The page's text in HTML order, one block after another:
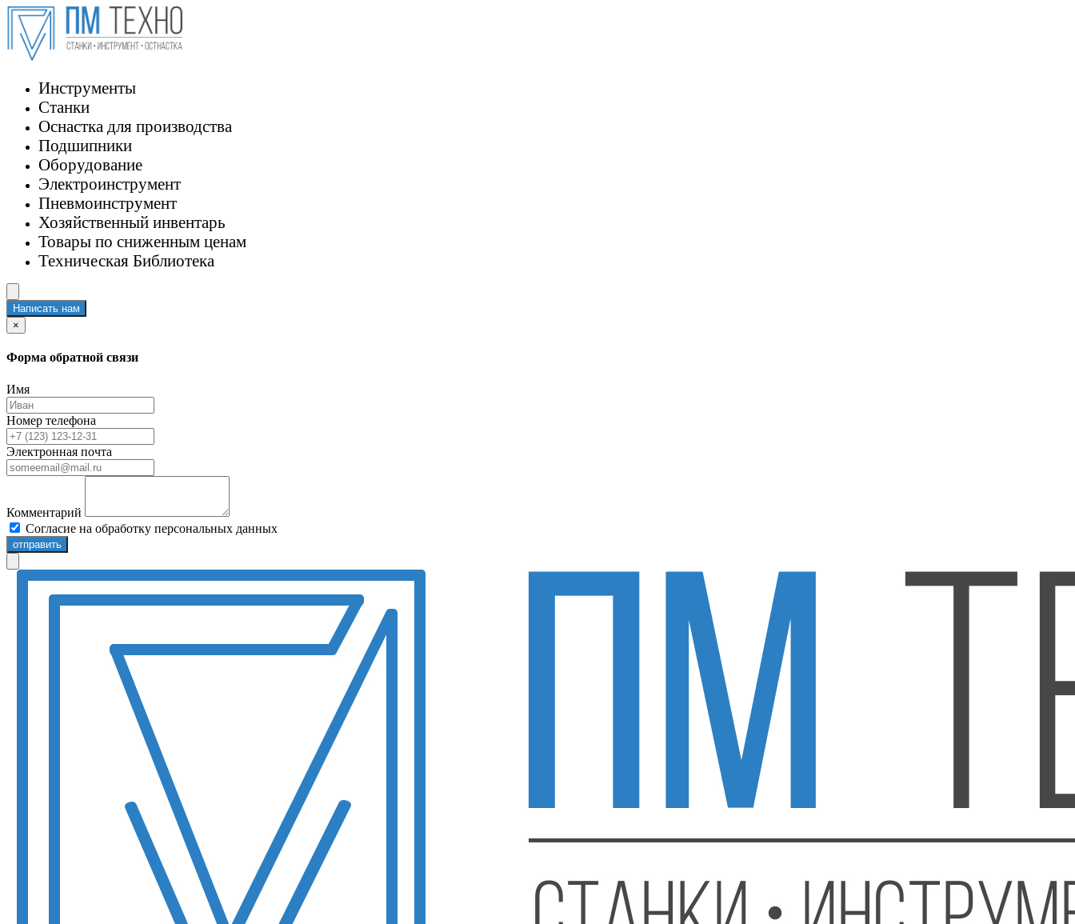
Инструменты
Станки
Оснастка для производства
Подшипники
Оборудование
Электроинструмент
Пневмоинструмент
Хозяйственный инвентарь
Товары по сниженным ценам
Техническая Библиотека
Написать нам
×
Форма обратной связи
Имя
Номер телефона
Электронная почта
Комментарий
Согласие на обработку персональных данных
отправить